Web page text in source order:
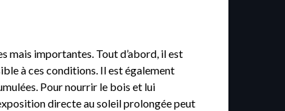
mais importantes. Tout d’abord, il est
à ces conditions. Il est également
Pour nourrir le bois et lui
directe au soleil prolongée peut